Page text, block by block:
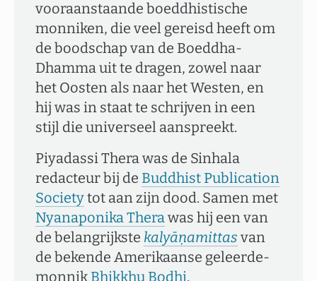
vooraanstaande boeddhistische
monniken, die veel gereisd heeft om
de boodschap van de Boeddha-
Dhamma uit te dragen, zowel naar
het Oosten als naar het Westen, en
hij was in staat te schrijven in een
stijl die universeel aanspreekt.
Piyadassi Thera was de Sinhala
redacteur bij de Buddhist Publication
Societytot aan zijn dood. Samen met
Nyanaponika Therawas hij een van
de belangrijkste kalyāṇamittas van
de bekende Amerikaanse geleerde-
monnik Bhikkhu Bodhi.